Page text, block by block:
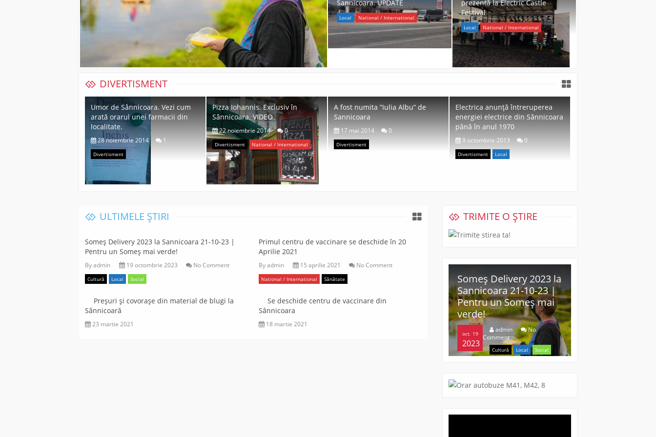
Sannicoara. UPDATE
Local National / International
prezentă la Electric Castle
Festival
Local National / International
DIVERTISMENT
Umor de Sânnicoara. Vezi cum
arată orarul unei farmacii din
localitate.
28 noiembrie 2014 1
Divertisment
Pizza Iohannis. Exclusiv în
Sânnicoara. VIDEO
22 noiembrie 2014 0
Divertisment National / International
A fost numita ”Iulia Albu” de
Sannicoara
17 mai 2014 0
Divertisment
Electrica anunță întreruperea
energiei electrice din Sânnicoara
până în anul 1970
9 octombrie 2013 0
Divertisment Local
ULTIMELE ȘTIRI
Someș Delivery 2023 la Sannicoara 21-10-23 |
Pentru un Someș mai verde!
Byadmin 19 octombrie 2023 No Comment
Cultură Local Social
Primul centru de vaccinare se deschide în 20
Aprilie 2021
Byadmin 15 aprilie 2021 No Comment
National / International Sănătate
Preșuri și covorașe din material de blugi la
Sânnicoară
23 martie 2021
Se deschide centru de vaccinare din
Sânnicoara
18 martie 2021
TRIMITE O ȘTIRE
Se deschide centru de
Sânnicoara
Someș Delivery 2023 la
Sannicoara 21-10-23 |
Pentru un Someș mai
verde!
oct. 19
2023
admin
No
Comment
Cultură Local Social